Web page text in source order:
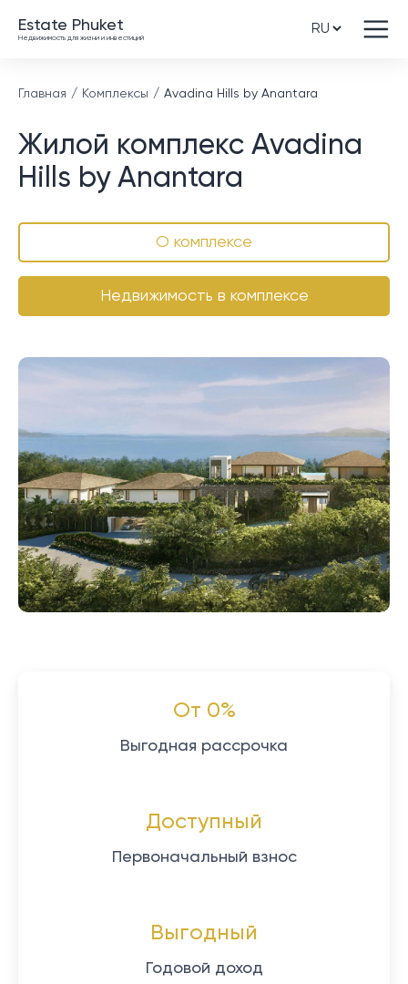
Estate Phuket
Недвижимость для жизни и инвестиций
Главная Комплексы Avadina Hills by Anantara
Жилой комплекс Avadina
Hills by Anantara
О комплексе
Недвижимость в комплексе
От 0%
Выгодная рассрочка
Доступный
Первоначальный взнос
Выгодный
Годовой доход